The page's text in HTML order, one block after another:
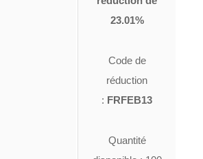
23.01%
Code de
réduction
: FRFEB13
Quantité